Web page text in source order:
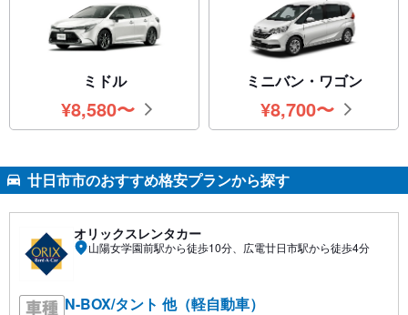
ミドル
¥8,580円
〜
ミニバン・ワゴン
¥8,700円
〜
廿日市市のおすすめ格安プランから探す
オリックスレンタカー
山陽女学園前駅から徒歩10分、広電廿日市駅から徒歩4分
N-BOX/タント 他（軽自動車）